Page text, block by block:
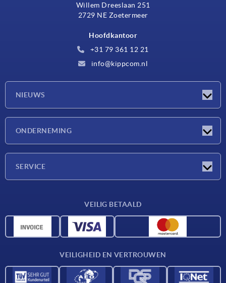
Willem Dreeslaan 251
2729 NE Zoetermeer
Hoofdkantoor
+31 79 361 12 21
info@kippcom.nl
NIEUWS
ONDERNEMING
SERVICE
CAD-gegevens
VEILIG BETAALD
VEILIGHEID EN VERTROUWEN